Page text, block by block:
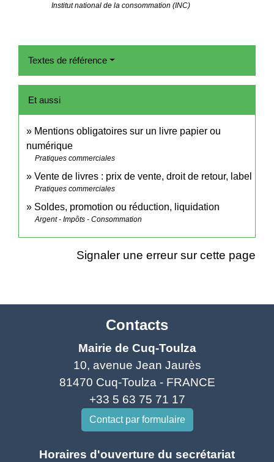
Institut national de la consommation (INC)
Textes de référence
Et aussi
Mentions obligatoires sur un livre papier ou
numérique
Pratiques commerciales
Vente de livres : prix de vente, droit de retour, label
Pratiques commerciales
Soldes, promotion ou réduction, liquidation
Argent - Impôts - Consommation
Signaler une erreur sur cette page
Contacts
Mairie de Cuq-Toulza
10, avenue Jean Jaurès
81470 Cuq-Toulza - FRANCE
+33 5 63 75 71 17
Contact par formulaire
Horaires d'ouverture du secrétariat